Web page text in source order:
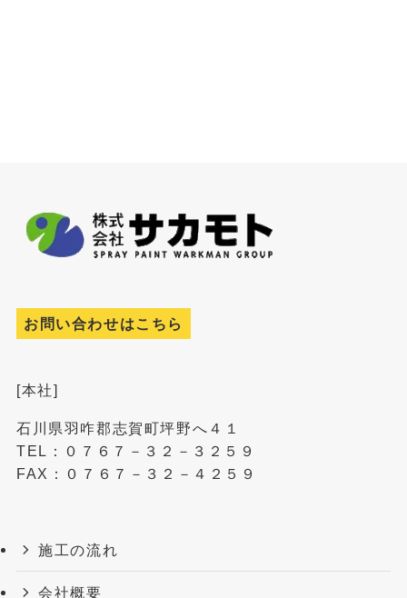
お問い合わせはこちら
[本社]
石川県羽咋郡志賀町坪野へ４１
TEL：０７６７－３２－３２５９
FAX：０７６７－３２－４２５９
施工の流れ
会社概要